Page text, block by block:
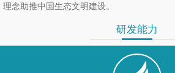
理念助推中国生态文明建设。
研发能力